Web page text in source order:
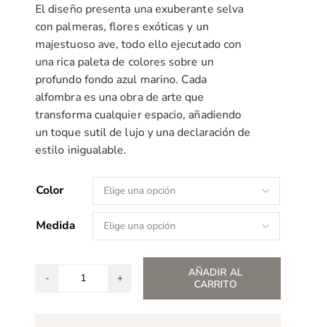
El diseño presenta una exuberante selva
con palmeras, flores exóticas y un
majestuoso ave, todo ello ejecutado con
una rica paleta de colores sobre un
profundo fondo azul marino. Cada
alfombra es una obra de arte que
transforma cualquier espacio, añadiendo
un toque sutil de lujo y una declaración de
estilo inigualable.
Color 
Medida 
AÑADIR AL
CARRITO